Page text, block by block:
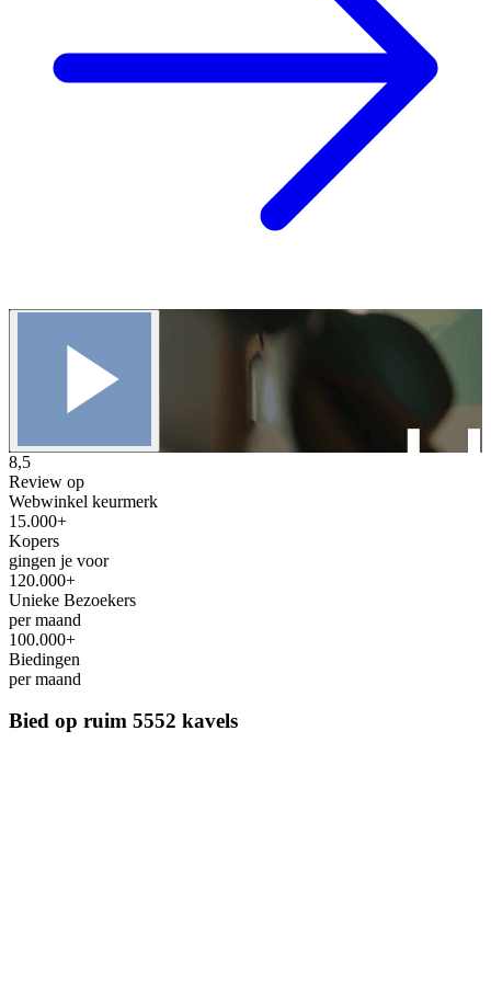
8,5
Review op
Webwinkel keurmerk
15.000+
Kopers
gingen je voor
120.000+
Unieke Bezoekers
per maand
100.000+
Biedingen
per maand
Bied op ruim 5552 kavels